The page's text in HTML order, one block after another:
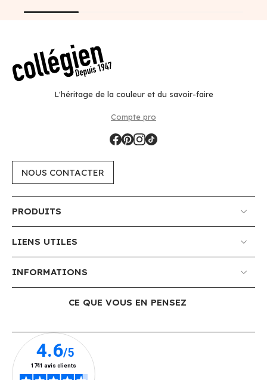
L'héritage de la couleur et du savoir-faire
Compte pro
NOUS CONTACTER
PRODUITS
LIENS UTILES
INFORMATIONS
CE QUE VOUS EN PENSEZ